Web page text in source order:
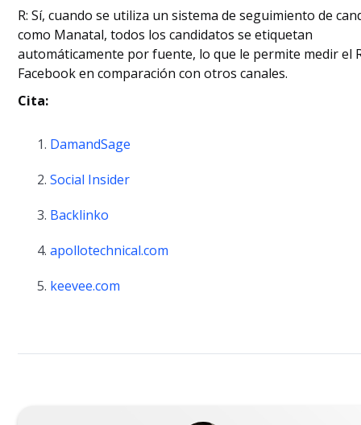
R: Sí, cuando se utiliza un sistema de seguimiento de
como Manatal, todos los candidatos se etiquetan
automáticamente por fuente, lo que le permite medir el
Facebook en comparación con otros canales.
Cita:
DamandSage
Social Insider
Backlinko
apollotechnical.com
keevee.com